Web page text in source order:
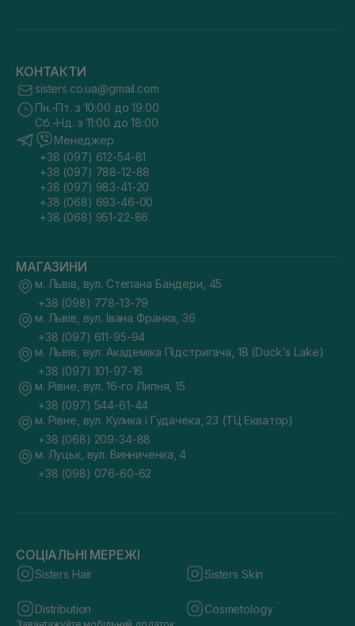
КОНТАКТИ
sisters.co.ua@gmail.com
Пн.-Пт. з 10:00 до 19:00
Сб.-Нд. з 11:00 до 18:00
Менеджер
+38 (097) 612-54-81
+38 (097) 788-12-88
+38 (097) 983-41-20
+38 (068) 693-46-00
+38 (068) 951-22-86
МАГАЗИНИ
м. Львів, вул. Степана Бандери, 45
+38 (098) 778-13-79
м. Львів, вул. Івана Франка, 36
+38 (097) 611-95-94
м. Львів, вул. Академіка Підстригача, 1В (Duck's Lake)
+38 (097) 101-97-16
м. Рівне, вул. 16-го Липня, 15
+38 (097) 544-61-44
м. Рівне, вул. Кулика і Гудачека, 23 (ТЦ Екватор)
+38 (068) 209-34-88
м. Луцьк, вул. Винниченка, 4
+38 (098) 076-60-62
СОЦІАЛЬНІ МЕРЕЖІ
Sisters Hair Sisters Skin
Distribution Cosmetology